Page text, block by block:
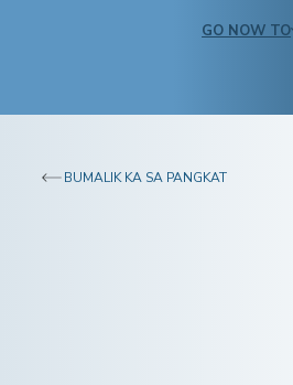
GO NOW TO
BUMALIK KA SA PANGKAT